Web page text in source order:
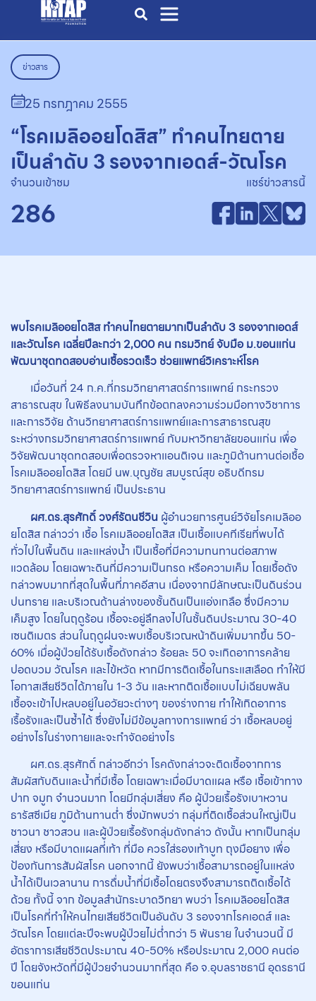
ข่าวสาร
25 กรกฎาคม 2555
“โรคเมลิออยโดสิส” ทำคนไทยตาย
เป็นลำดับ 3 รองจากเอดส์-วัณโรค
จำนวนเข้าชม
286
แชร์ข่าวสารนี้
พบโรคเมลิออยโดสิส ทำคนไทยตายมากเป็นลำดับ 3 รองจากเอดส์
และวัณโรค เฉลี่ยปีละกว่า 2,000 คน กรมวิทย์ จับมือ ม.ขอนแก่น
พัฒนาชุดทดสอบอ่านเชื้อรวดเร็ว ช่วยแพทย์วิเคราะห์โรค
เมื่อวันที่ 24 ก.ค.ที่กรมวิทยาศาสตร์การแพทย์ กระทรวง
สาธารณสุข ในพิธีลงนามบันทึกข้อตกลงความร่วมมือทางวิชาการ
และการวิจัย ด้านวิทยาศาสตร์การแพทย์และการสาธารณสุข
ระหว่างกรมวิทยาศาสตร์การแพทย์ กับมหาวิทยาลัยขอนแก่น เพื่อ
วิจัยพัฒนาชุดทดสอบเพื่อตรวจหาแอนติเจน และภูมิต้านทานต่อเชื้อ
โรคเมลิออยโดสิส โดยมี นพ.บุญชัย สมบูรณ์สุข อธิบดีกรม
วิทยาศาสตร์การแพทย์ เป็นประธาน
ผศ.ดร.สุรศักดิ์ วงศ์รัตนชีวิน ผู้อำนวยการศูนย์วิจัยโรคเมลิออ
ยโดสิส กล่าวว่า เชื้อ โรคเมลิออยโดสิส เป็นเชื้อแบคทีเรียที่พบได้
ทั่วไปในพื้นดิน และแหล่งน้ำ เป็นเชื้อที่มีความทนทานต่อสภาพ
แวดล้อม โดยเฉพาะดินที่มีความเป็นกรด หรือความเค็ม โดยเชื้อดัง
กล่าวพบมากที่สุดในพื้นที่ภาคอีสาน เนื่องจากมีลักษณะเป็นดินร่วน
ปนทราย และบริเวณด้านล่างของชั้นดินเป็นแอ่งเกลือ ซึ่งมีความ
เค็มสูง โดยในฤดูร้อน เชื้อจะอยู่ลึกลงไปในชั้นดินประมาณ 30-40
เซนติเมตร ส่วนในฤดูฝนจะพบเชื้อบริเวณหน้าดินเพิ่มมากขึ้น 50-
60% เมื่อผู้ป่วยได้รับเชื้อดังกล่าว ร้อยละ 50 จะเกิดอาการคล้าย
ปอดบวม วัณโรค และไข้หวัด หากมีการติดเชื้อในกระแสเลือด ทำให้มี
โอกาสเสียชีวิตได้ภายใน 1-3 วัน และหากติดเชื้อแบบไม่เฉียบพลัน
เชื้อจะเข้าไปหลบอยู่ในอวัยวะต่างๆ ของร่างกาย ทำให้เกิดอาการ
เรื้อรังและเป็นซ้ำได้ ซึ่งยังไม่มีข้อมูลทางการแพทย์ ว่า เชื้อหลบอยู่
อย่างไรในร่างกายและจะกำจัดอย่างไร
ผศ.ดร.สุรศักดิ์ กล่าวอีกว่า โรคดังกล่าวจะติดเชื้อจากการ
สัมผัสกับดินและน้ำที่มีเชื้อ โดยเฉพาะเมื่อมีบาดแผล หรือ เชื้อเข้าทาง
ปาก จมูก จำนวนมาก โดยมีกลุ่มเสี่ยง คือ ผู้ป่วยเรื้อรังเบาหวาน
ธารัสซีเมีย ภูมิต้านทานต่ำ ซึ่งมักพบว่า กลุ่มที่ติดเชื้อส่วนใหญ่เป็น
ชาวนา ชาวสวน และผู้ป่วยเรื้อรังกลุ่มดังกล่าว ดังนั้น หากเป็นกลุ่ม
เสี่ยง หรือมีบาดแผลที่เท้า ที่มือ ควรใส่รองเท้าบูท ถุงมือยาง เพื่อ
ป้องกันการสัมผัสโรค นอกจากนี้ ยังพบว่าเชื้อสามารถอยู่ในแหล่ง
น้ำได้เป็นเวลานาน การดื่มน้ำที่มีเชื้อโดยตรงจึงสามารถติดเชื้อได้
ด้วย ทั้งนี้ จาก ข้อมูลสำนักระบาดวิทยา พบว่า โรคเมลิออยโดสิส
เป็นโรคที่ทำให้คนไทยเสียชีวิตเป็นอันดับ 3 รองจากโรคเอดส์ และ
วัณโรค โดยแต่ละปีจะพบผู้ป่วยไม่ต่ำกว่า 5 พันราย ในจำนวนนี้ มี
อัตราการเสียชีวิตประมาณ 40-50% หรือประมาณ 2,000 คนต่อ
ปี โดยจังหวัดที่มีผู้ป่วยจำนวนมากที่สุด คือ จ.อุบลราชธานี อุดรธานี
ขอนแก่น